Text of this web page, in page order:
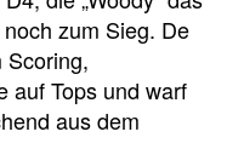
zum Sieg. De
Scoring,
auf Tops und warf
aus dem